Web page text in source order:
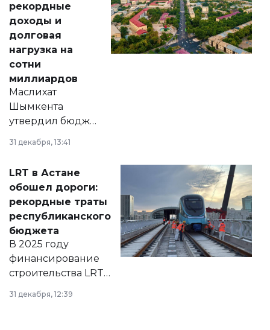
рекордные
доходы и
долговая
нагрузка на
сотни
миллиардов
Маслихат
Шымкента
утвердил бюджет
города на 2026–
2028 годы.
документ
появился в базе
нормативных
правовых актов и
на сайте маслихат
города.
31 декабря, 13:41
LRT в Астане
обошел дороги:
рекордные траты
республиканского
бюджета
В 2025 году
финансирование
строительства LRT
в Астане из
республиканского
31 декабря, 12:39